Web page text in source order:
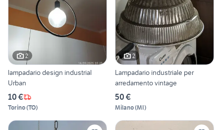
2
lampadario design industrial
Urban
10 €
Torino(TO)
2
Lampadario industriale per
arredamento vintage
50 €
Milano(MI)